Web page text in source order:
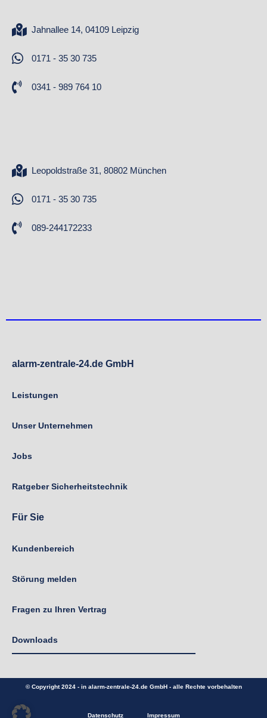
Jahnallee 14, 04109 Leipzig
0171 - 35 30 735
0341 - 989 764 10
Leopoldstraße 31, 80802 München
0171 - 35 30 735
089-244172233
alarm-zentrale-24.de GmbH
Leistungen
Unser Unternehmen
Jobs
Ratgeber Sicherheitstechnik
Für Sie
Kundenbereich
Störung melden
Fragen zu Ihren Vertrag
Downloads
© Copyright 2024 - in alarm-zentrale-24.de GmbH - alle Rechte vorbehalten
Datenschutz Impressum